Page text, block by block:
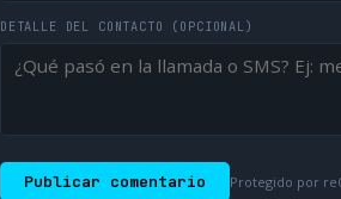
DETALLE DEL CONTACTO (OPCIONAL)
Publicar comentario Protegido por